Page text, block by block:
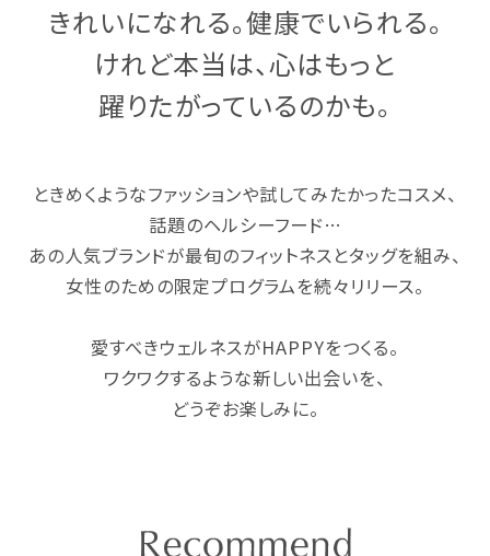
きれいになれる。健康でいられる。
けれど本当は、心はもっと
躍りたがっているのかも。
ときめくようなファッションや試してみたかったコスメ、
話題のヘルシーフード…
あの人気ブランドが最旬のフィットネスとタッグを組み、
女性のための限定プログラムを続々リリース。
愛すべきウェルネスがHAPPYをつくる。
ワクワクするような新しい出会いを、
どうぞお楽しみに。